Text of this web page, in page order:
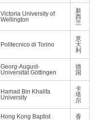
Victoria University of
Wellington
新
西
兰
Politecnico di Torino
意
大
利
Georg-August-
Universität Göttingen
德
国
Hamad Bin Khalifa
University
卡
塔
尔
Hong Kong Baptist
香